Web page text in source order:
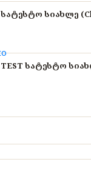
სატესტო სიახლე
TEST სატესტო